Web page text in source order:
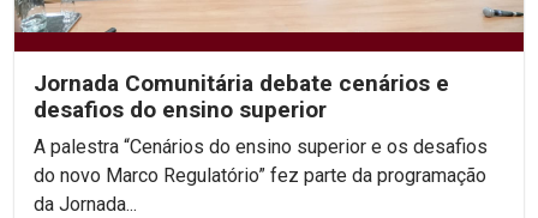
Jornada Comunitária debate cenários e
desafios do ensino superior
A palestra “Cenários do ensino superior e os desafios
do novo Marco Regulatório” fez parte da programação
da Jornada...